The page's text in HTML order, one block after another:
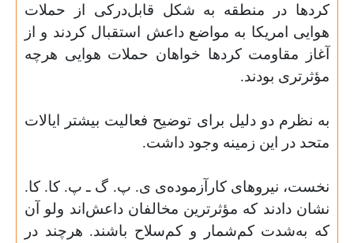
کردها در منطقه به شکل قابل‌درکی از حملات
هوایی امریکا به مواضع داعش استقبال کردند و از
آغاز مقاومت کردها خواهان حملات هوایی هرچه
مؤثرتری بودند.
به نظرم دو دلیل برای توضیح فعالیت بیشتر ایالات
متحد در این زمینه وجود داشت.
نخست، نیروهای کارآزمودهی ی. پ. گ ـ پ. کا. کا.
نشان دادند که مؤثرترین مخالفان داعشاند ولو آن
که بهشدت کمشمار و کمسلاح باشند. هرچند در